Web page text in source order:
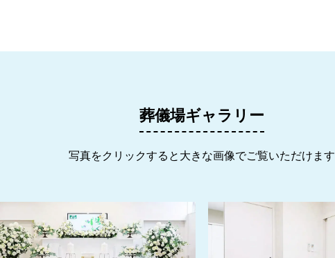
葬儀場ギャラリー
写真をクリックすると大きな画像でご覧いただけます